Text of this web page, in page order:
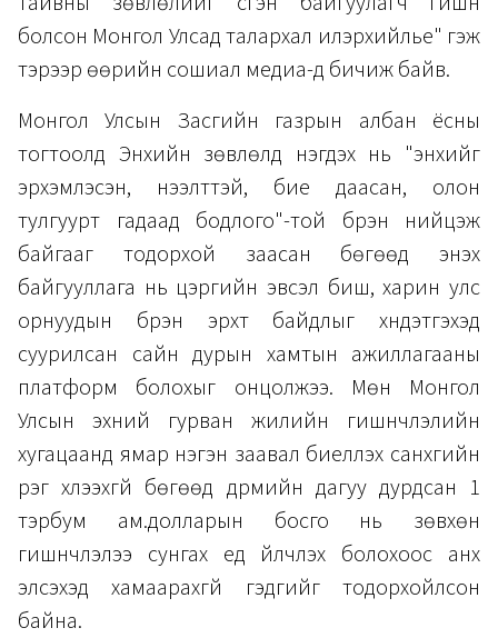
болсон Монгол Улсад талархал илэрхийлье" гэж
тэрээр өөрийн сошиал медиа-д бичиж байв.
Монгол Улсын Засгийн газрын албан ёсны
тогтоолд Энхийн зөвлөлд нэгдэх нь "энхийг
эрхэмлэсэн, нээлттэй, бие даасан, олон
тулгуурт гадаад бодлого"-той бүрэн нийцэж
байгааг тодорхой заасан бөгөөд энэхүү
байгууллага нь цэргийн эвсэл биш, харин улс
орнуудын бүрэн эрхт байдлыг хүндэтгэхэд
суурилсан сайн дурын хамтын ажиллагааны
платформ болохыг онцолжээ. Мөн Монгол
Улсын эхний гурван жилийн гишүүнчлэлийн
хугацаанд ямар нэгэн заавал биелүүлэх санхүүгийн
үүрэг хүлээхгүй бөгөөд дүрмийн дагуу дурдсан 1
тэрбум ам.долларын босго нь зөвхөн
гишүүнчлэлээ сунгах үед үйлчлэх болохоос анх
элсэхэд хамаарахгүй гэдгийг тодорхойлсон
байна.